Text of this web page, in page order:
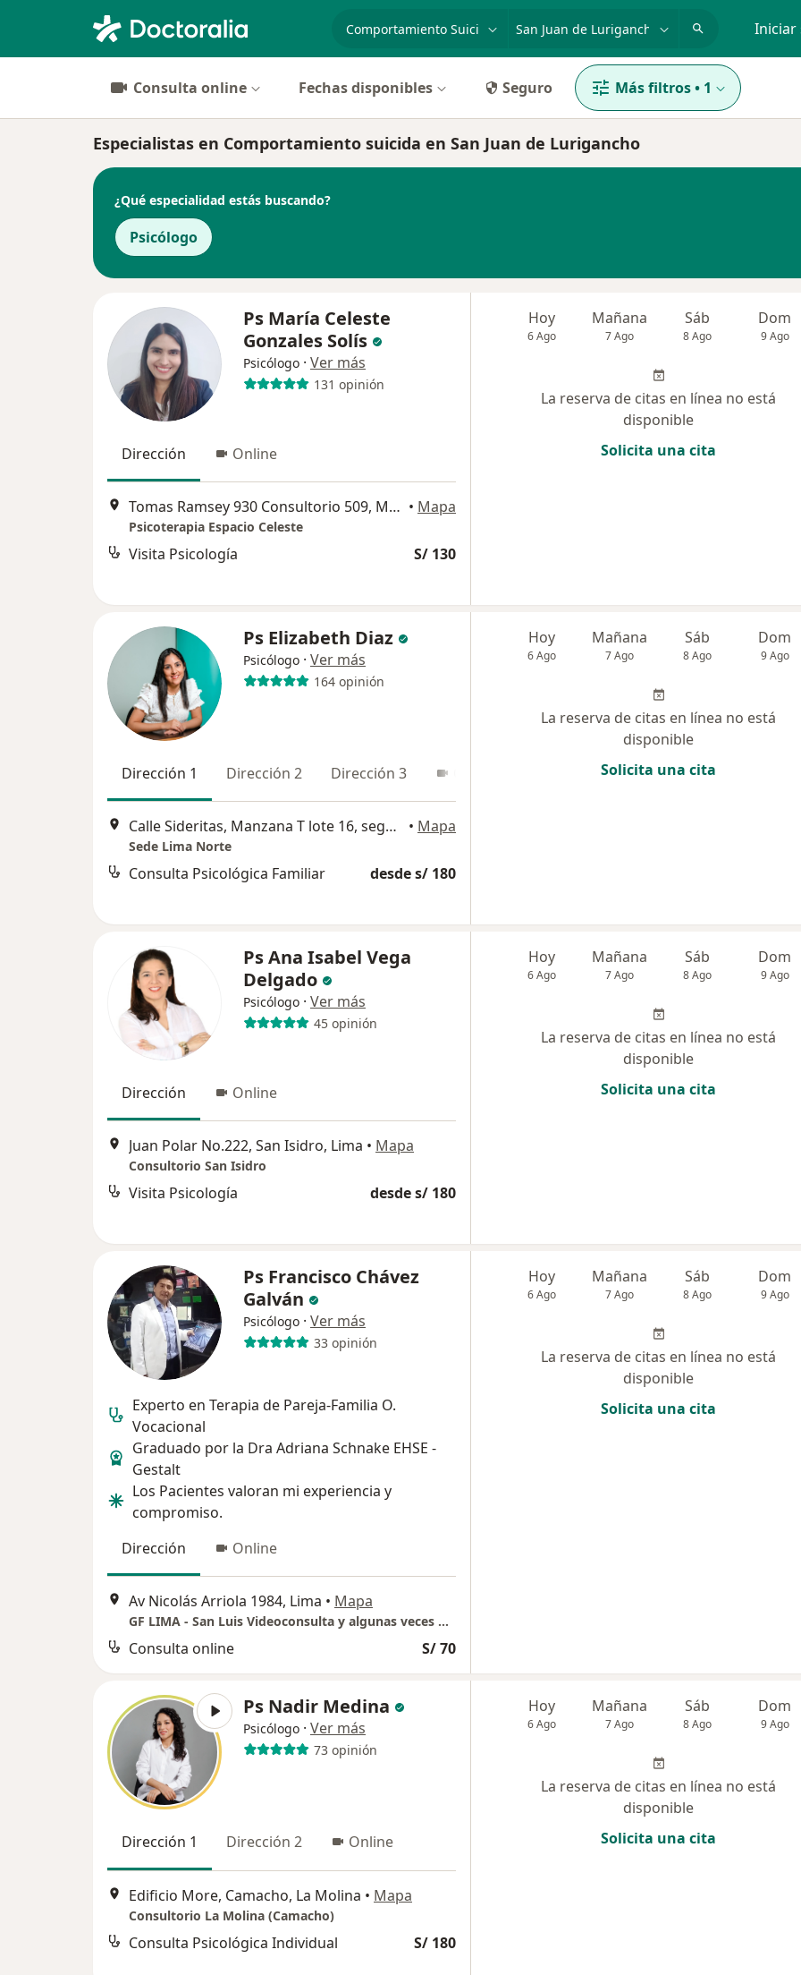
Iniciar
Consulta online Fechas disponibles Seguro Más filtros• 1
Especialistas en Comportamiento suicida en San Juan de Lurigancho
¿Qué especialidad estás buscando?
Psicólogo
Ps María Celeste
Gonzales Solís
Psicólogo · Ver más
131 opinión
Dirección Online
Tomas Ramsey 930 Consultorio 509, Magdalena del Mar • Mapa
Psicoterapia Espacio Celeste
Visita Psicología S/ 130
Hoy
6 Ago
Mañana
7 Ago
Sáb
8 Ago
Dom
9 Ago
La reserva de citas en línea no está
disponible
Solicita una cita
Ps Elizabeth Diaz
Psicólogo · Ver más
164 opinión
Dirección 1 Dirección 2 Dirección 3
Calle Sideritas, Manzana T lote 16, segundo piso, Urbanización Rosario del Norte, Los Olivos • Mapa
Sede Lima Norte
Consulta Psicológica Familiar desde s/ 180
Hoy
6 Ago
Mañana
7 Ago
Sáb
8 Ago
Dom
9 Ago
La reserva de citas en línea no está
disponible
Solicita una cita
Ps Ana Isabel Vega
Delgado
Psicólogo · Ver más
45 opinión
Dirección Online
Juan Polar No.222, San Isidro, Lima • Mapa
Consultorio San Isidro
Visita Psicología desde s/ 180
Hoy
6 Ago
Mañana
7 Ago
Sáb
8 Ago
Dom
9 Ago
La reserva de citas en línea no está
disponible
Solicita una cita
Ps Francisco Chávez
Galván
Psicólogo · Ver más
33 opinión
Experto en Terapia de Pareja-Familia O.
Vocacional
Graduado por la Dra Adriana Schnake EHSE -
Gestalt
Los Pacientes valoran mi experiencia y
compromiso.
Dirección
Online
Av Nicolás Arriola 1984, Lima • Mapa
GF LIMA - San Luis Videoconsulta y algunas veces Presencial
Consulta online S/ 70
Hoy
6 Ago
Mañana
7 Ago
Sáb
8 Ago
Dom
9 Ago
La reserva de citas en línea no está
disponible
Solicita una cita
Ps Nadir Medina
Psicólogo · Ver más
73 opinión
Dirección 1 Dirección 2 Online
Edificio More, Camacho, La Molina • Mapa
Consultorio La Molina (Camacho)
Consulta Psicológica Individual S/ 180
Hoy
6 Ago
Mañana
7 Ago
Sáb
8 Ago
Dom
9 Ago
La reserva de citas en línea no está
disponible
Solicita una cita